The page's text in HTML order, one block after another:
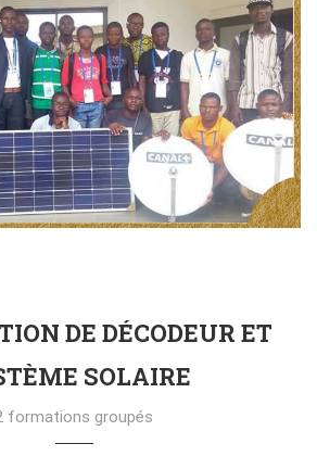
DE DÉCODEUR ET
SOLAIRE
formations groupés